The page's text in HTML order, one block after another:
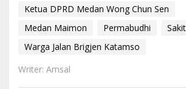
Ketua DPRD Medan Wong Chun Sen
Medan Maimon
Permabudhi
Warga Jalan Brigjen Katamso
Writer: Amsal